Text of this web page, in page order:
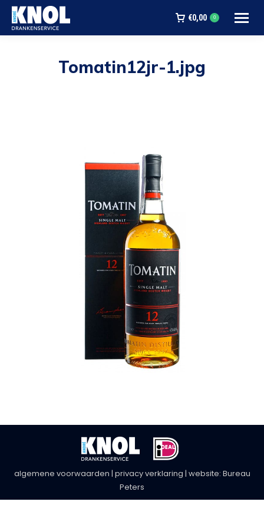
€0,00 0
Tomatin12jr-1.jpg
algemene voorwaarden | privacy verklaring | website: Bureau
Peters